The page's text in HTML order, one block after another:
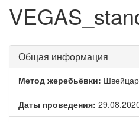
Общая информация
Метод жеребьёвки:
Даты проведения: